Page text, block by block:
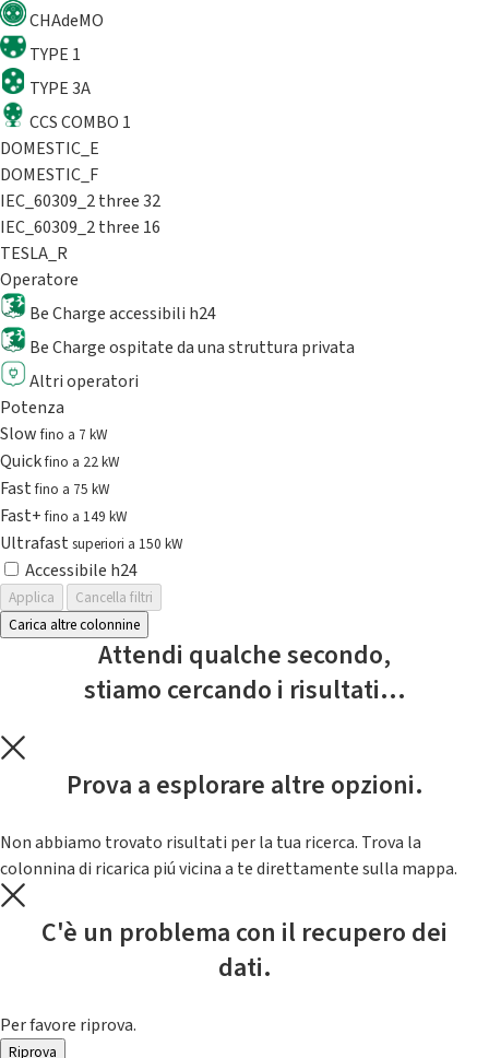
CHAdeMO
TYPE 1
TYPE 3A
CCS COMBO 1
DOMESTIC_E
DOMESTIC_F
IEC_60309_2 three 32
IEC_60309_2 three 16
TESLA_R
Operatore
Be Charge accessibili h24
Be Charge ospitate da una struttura privata
Altri operatori
Potenza
Slowfino a 7 kW
Quickfino a 22 kW
Fastfino a 75 kW
Fast+fino a 149 kW
Ultrafast superiori a 150 kW
Accessibile h24
Applica
Cancella filtri
Carica altre colonnine
Attendi qualche secondo,
stiamo cercando i risultati...
Prova a esplorare altre opzioni.
Non abbiamo trovato risultati per la tua ricerca. Trova la
colonnina di ricarica piú vicina a te direttamente sulla mappa.
C'è un problema con il recupero dei
dati.
Per favore riprova.
Riprova